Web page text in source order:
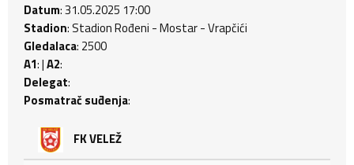
Datum: 31.05.2025 17:00
Stadion: Stadion Rođeni - Mostar - Vrapčići
Gledalaca: 2500
A1: |A2:
Delegat:
Posmatrač suđenja:
FK VELEŽ